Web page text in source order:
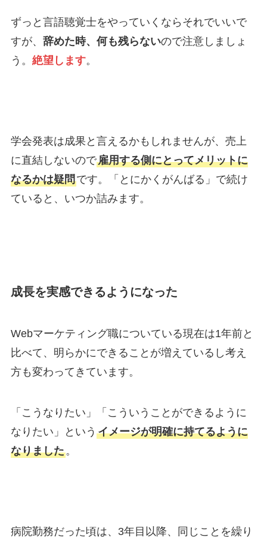
ずっと言語聴覚士をやっていくならそれでいいで
すが、 辞めた時、何も残らないので注意しましょ
う。 絶望します。
学会発表は成果と言えるかもしれませんが、売上
に直結しないので雇用する側にとってメリットに
なるかは疑問です。「とにかくがんばる」で続け
ていると、いつか詰みます。
成長を実感できるようになった
Webマーケティング職についている現在は1年前と
比べて、明らかにできることが増えているし考え
方も変わってきています。
「こうなりたい」「こういうことができるように
なりたい」という イメージが明確に持てるように
なりました。
病院勤務だった頃は、3年目以降、同じことを繰り